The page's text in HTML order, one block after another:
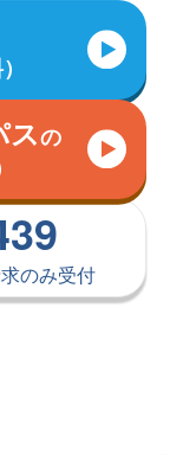
スの
のみ受付